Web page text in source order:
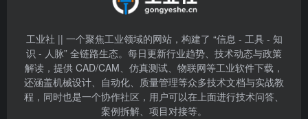
工业社 || 一个聚焦工业领域的网站，构建了 “信息 - 工具 - 知
识 - 人脉” 全链路生态。每日更新行业趋势、技术动态与政策
解读，提供 CAD/CAM、仿真测试、物联网等工业软件下载，
还涵盖机械设计、自动化、质量管理等众多技术文档与实战教
程，同时也是一个协作社区，用户可以在上面进行技术问答、
案例拆解、项目对接等。